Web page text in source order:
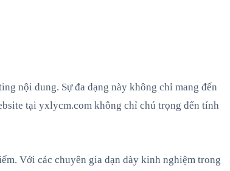
nội dung. Sự đa dạng này không chỉ mang đến
tại yxlycm.com không chỉ chú trọng đến tính
Với các chuyên gia dạn dày kinh nghiệm trong